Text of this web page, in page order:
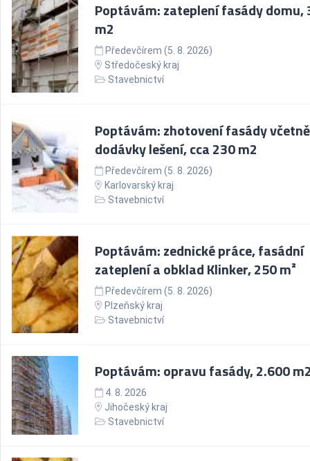
Poptávám: zateplení fasády domu,
m2
Předevčírem (5. 8. 2026)
Středočeský kraj
Stavebnictví
Poptávám: zhotovení fasády včetně
dodávky lešení, cca 230 m2
Předevčírem (5. 8. 2026)
Karlovarský kraj
Stavebnictví
Poptávám: zednické práce, fasádní
zateplení a obklad Klinker, 250 m²
Předevčírem (5. 8. 2026)
Plzeňský kraj
Stavebnictví
Poptávám: opravu fasády, 2.600
4. 8. 2026
Jihočeský kraj
Stavebnictví